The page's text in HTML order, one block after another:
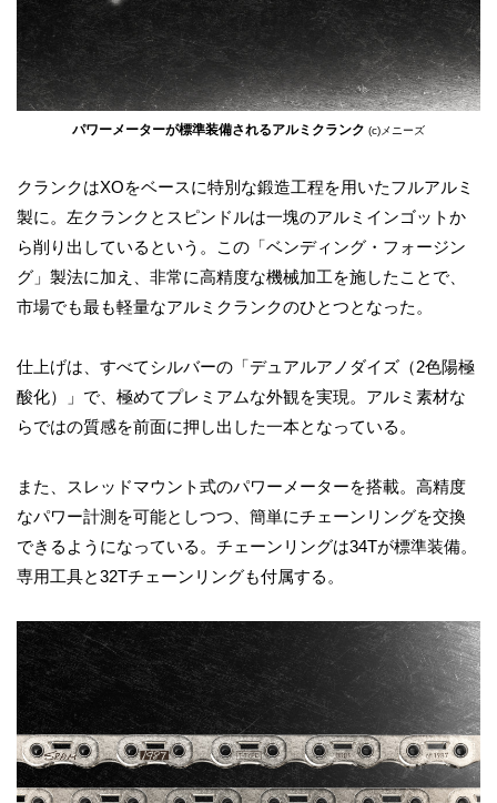
パワーメーターが標準装備されるアルミクランク (c)メニーズ
クランクはXOをベースに特別な鍛造工程を用いたフルアルミ
製に。左クランクとスピンドルは一塊のアルミインゴットか
ら削り出しているという。この「ベンディング・フォージン
グ」製法に加え、非常に高精度な機械加工を施したことで、
市場でも最も軽量なアルミクランクのひとつとなった。
仕上げは、すべてシルバーの「デュアルアノダイズ（2色陽極
酸化）」で、極めてプレミアムな外観を実現。アルミ素材な
らではの質感を前面に押し出した一本となっている。
また、スレッドマウント式のパワーメーターを搭載。高精度
なパワー計測を可能としつつ、簡単にチェーンリングを交換
できるようになっている。チェーンリングは34Tが標準装備。
専用工具と32Tチェーンリングも付属する。